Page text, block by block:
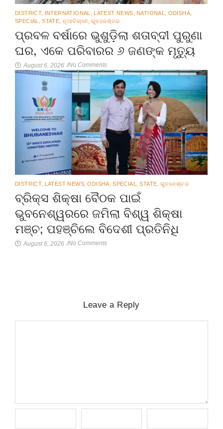
DISTRICT, INTERNATIONAL LATEST NEWS NATIONAL ODISHA
SPECIAL
STATE ନୂଆଦିଲ୍ଲୀ ଭୁବନେଶ୍ବର
ପ୍ରବଳ ବର୍ଷାରେ ଭୁଶୁଡ଼ିଲା ଶତାବ୍ଦୀ ପୁରୁଣା
ଘର, ଏକେ ପରିବାରର ୬ ଜଣଙ୍କ ମୃତ୍ୟୁ
August 6, 2026 /No Comments
DISTRICT, LATEST NEWS ODISHA SPECIAL STATE ଭୁବନେଶ୍ବର
ବ୍ରିକ୍ସ ଶିକ୍ଷା ବୈଠକ ପାଇଁ
ଭୁବନେଶ୍ୱରରେ ଜମିଲା ବିଶ୍ୱ ଶିକ୍ଷା
ମଞ୍ଚ; ପହଞ୍ଚିଲେ ବିଦେଶୀ ପ୍ରତିନିଧି
August 6, 2026 /No Comments
Leave a Reply